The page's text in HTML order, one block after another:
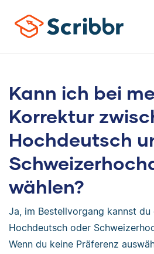
Kann ich bei
Korrektur
Hochdeutsch
wählen?
Ja, im Bestellvorgang kannst
Hochdeutsch oder
Wenn du keine Präferenz